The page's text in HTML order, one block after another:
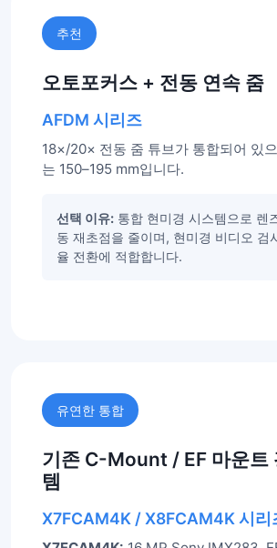
추천
오토포커스 + 전동 연속 줌
AFDM 시리즈
18×/20× 전동 줌 튜브가 통합되어 있
는 150–195 mm입니다.
선택 이유: 통합 현미경 시스템으로 렌
동 재초점을 줄이며, 현미경 비디오 검
율 전환에 적합합니다.
유연한 통합
기존 C-Mount / EF 마운트
템
X7FCAM4K / X8FCAM4K 시리